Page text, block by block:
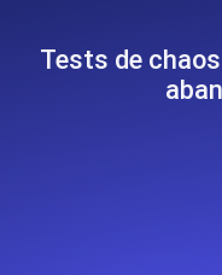
Uptime
Heartbeat
Tests de